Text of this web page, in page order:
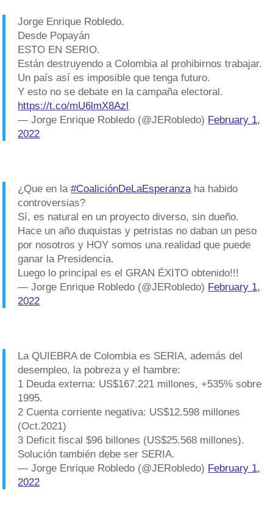
Jorge Enrique Robledo.
Desde Popayán
ESTO EN SERIO.
Están destruyendo a Colombia al prohibirnos trabajar.
Un país así es imposible que tenga futuro.
Y esto no se debate en la campaña electoral.
https://t.co/mU6lmX8Azl
— Jorge Enrique Robledo (@JERobledo) February 1,
2022
¿Que en la#CoaliciónDeLaEsperanzaha habido
controversias?
Sí, es natural en un proyecto diverso, sin dueño.
Hace un año duquistas y petristas no daban un peso
por nosotros y HOY somos una realidad que puede
ganar la Presidencia.
Luego lo principal es el GRAN ÉXITO obtenido!!!
— Jorge Enrique Robledo (@JERobledo) February 1,
2022
La QUIEBRA de Colombia es SERIA, además del
desempleo, la pobreza y el hambre:
1 Deuda externa: US$167.221 millones, +535% sobre
1995.
2 Cuenta corriente negativa: US$12.598 millones
(Oct.2021)
3 Deficit fiscal $96 billones (US$25.568 millones).
Solución también debe ser SERIA.
— Jorge Enrique Robledo (@JERobledo) February 1,
2022